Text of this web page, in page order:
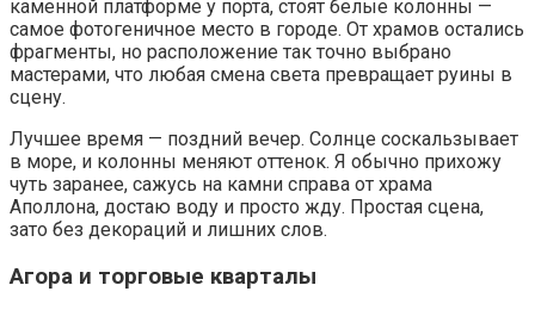
каменной платформе у порта, стоят белые колонны —
самое фотогеничное место в городе. От храмов остались
фрагменты, но расположение так точно выбрано
мастерами, что любая смена света превращает руины в
сцену.
Лучшее время — поздний вечер. Солнце соскальзывает
в море, и колонны меняют оттенок. Я обычно прихожу
чуть заранее, сажусь на камни справа от храма
Аполлона, достаю воду и просто жду. Простая сцена,
зато без декораций и лишних слов.
Агора и торговые кварталы